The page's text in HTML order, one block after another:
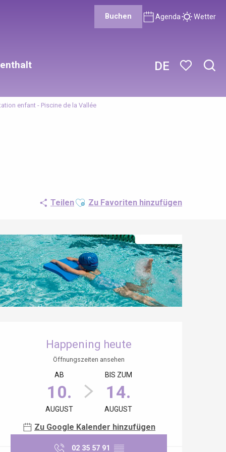
DE
Buchen Agenda Wetter
enfant - Piscine de la Vallée
TeilenAjouter aux favoris
Zu Favoriten hinzufügen
Happening heute
Öffnungszeiten ansehen
AB
10.
AUGUST
BIS ZUM
14.
AUGUST
Zu Google Kalender hinzufügen
02 35 57 91 ▒▒